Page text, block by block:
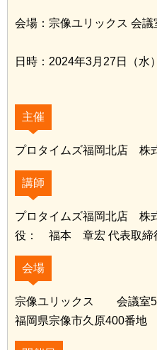
会場：宗像ユリックス 会議
日時：2024年3月27日（
主催
プロタイムズ福岡北店 株
講師
プロタイムズ福岡北店 株
役： 福本 章宏 代表取
会場
宗像ユリックス 会議室5
福岡県宗像市久原400番地